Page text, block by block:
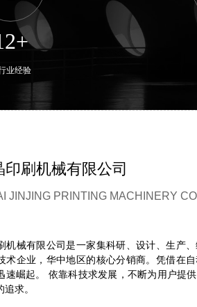
机械有限公司是一家集科研、设计、生产
术企业，华中地区的核心分销商。凭借在
速崛起。 依靠科技求发展，不断为用户提
求。
印刷机械有限公司
JINJING PRINTING MACHINERY
业经验